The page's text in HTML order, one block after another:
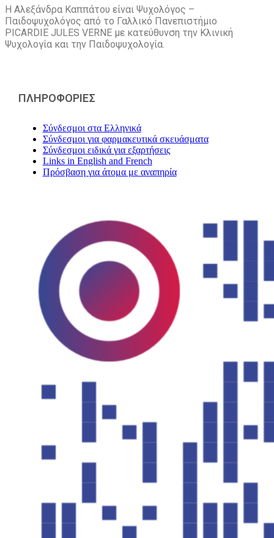
Η Αλεξάνδρα Καππάτου είναι Ψυχολόγος –
Παιδοψυχολόγος από το Γαλλικό Πανεπιστήμιο
PICARDIE JULES VERNE με κατεύθυνση την Kλινική
Ψυχολογία και την Παιδοψυχολογία.
ΠΛΗΡΟΦΟΡΙΕΣ
Σύνδεσμοι στα Ελληνικά
Σύνδεσμοι για φαρμακευτικά σκευάσματα
Σύνδεσμοι ειδικά για εξαρτήσεις
Links in English and French
Πρόσβαση για άτομα με αναπηρία